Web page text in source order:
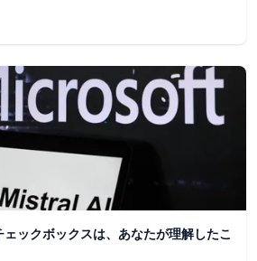
ェックボックスは、あなたが理解したこ